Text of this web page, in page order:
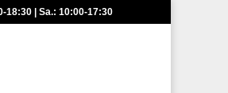
18:30 | Sa.: 10:00-17:30